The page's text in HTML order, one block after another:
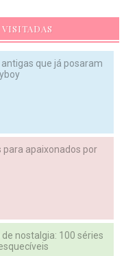
que já posaram
para apaixonados por
de nostalgia: 100 séries